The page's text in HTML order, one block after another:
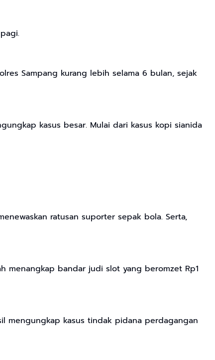
Sampang kurang lebih selama 6 bulan, sejak
kasus besar. Mulai dari kasus kopi sianida
ratusan suporter sepak bola. Serta,
menangkap bandar judi slot yang beromzet Rp1
mengungkap kasus tindak pidana perdagangan